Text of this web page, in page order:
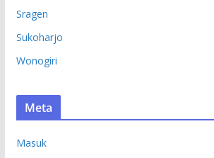
Sragen
Sukoharjo
Wonogiri
Meta
Masuk